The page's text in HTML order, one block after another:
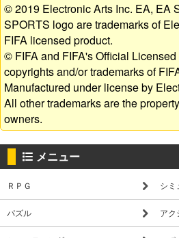
© 2019 Electronic Arts Inc. EA, EA
SPORTS logo are trademarks of
FIFA licensed product.
© FIFA and FIFA's Official
copyrights and/or trademarks of
Manufactured under license by
All other trademarks are the
owners.
メニュー
ＲＰＧ シミ
パズル アク